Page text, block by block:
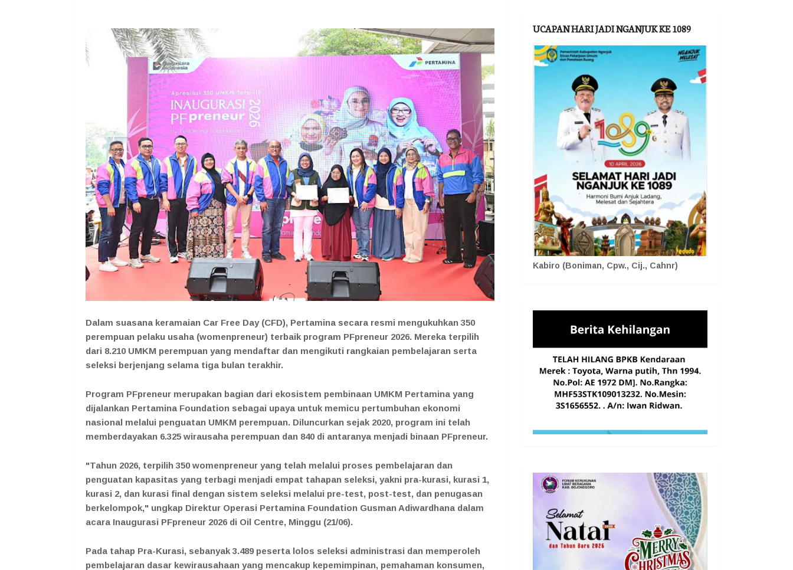
Dalam suasana keramaian Car Free Day (CFD), Pertamina secara resmi mengukuhkan 350
perempuan pelaku usaha (womenpreneur) terbaik program PFpreneur 2026. Mereka terpilih
dari 8.210 UMKM perempuan yang mendaftar dan mengikuti rangkaian pembelajaran serta
seleksi berjenjang selama tiga bulan terakhir.
Program PFpreneur merupakan bagian dari ekosistem pembinaan UMKM Pertamina yang
dijalankan Pertamina Foundation sebagai upaya untuk memicu pertumbuhan ekonomi
nasional melalui penguatan UMKM perempuan. Diluncurkan sejak 2020, program ini telah
memberdayakan 6.325 wirausaha perempuan dan 840 di antaranya menjadi binaan PFpreneur.
"Tahun 2026, terpilih 350 womenpreneur yang telah melalui proses pembelajaran dan
penguatan kapasitas yang terbagi menjadi empat tahapan seleksi, yakni pra-kurasi, kurasi 1,
kurasi 2, dan kurasi final dengan sistem seleksi melalui pre-test, post-test, dan penugasan
berkelompok," ungkap Direktur Operasi Pertamina Foundation Gusman Adiwardhana dalam
acara Inaugurasi PFpreneur 2026 di Oil Centre, Minggu (21/06).
Pada tahap Pra-Kurasi, sebanyak 3.489 peserta lolos seleksi administrasi dan memperoleh
pembelajaran dasar kewirausahaan yang mencakup kepemimpinan, pemahaman konsumen,
UCAPAN HARI JADI NGANJUK KE 1089
Kabiro (Boniman, Cpw., Cij., Cahnr)